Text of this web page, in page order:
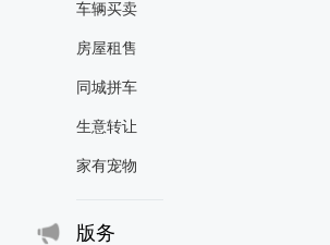
车辆买卖
房屋租售
同城拼车
生意转让
家有宠物
版务